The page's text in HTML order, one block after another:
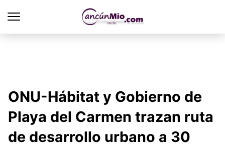
ONU-Hábitat y Gobierno de
Playa del Carmen trazan ruta
de desarrollo urbano a 30